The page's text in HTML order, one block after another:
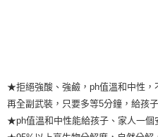
★拒絕強酸、強鹼，ph值溫和中性，
再全副武裝，只要多等5分鐘，給孩
★ph值溫和中性能給孩子、家人一個